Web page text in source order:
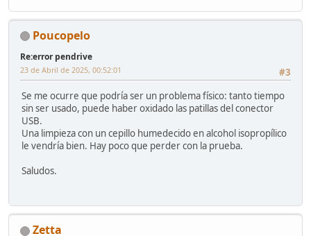
Poucopelo
Re:error pendrive
#3
23 de Abril de 2025, 00:52:01
Se me ocurre que podría ser un problema físico: tanto tiempo
sin ser usado, puede haber oxidado las patillas del conector
USB.
Una limpieza con un cepillo humedecido en alcohol isopropílico
le vendría bien. Hay poco que perder con la prueba.
Saludos.
Zetta